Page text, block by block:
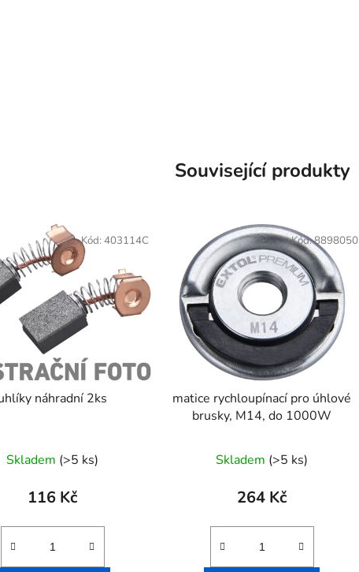
Související produkty
náhradní 2ks
Skladem (>5 ks)
116 Kč
Kód: 403114C
matice rychloupínací pro úhlové
brusky, M14, do 1000W
Skladem (>5 ks)
264 Kč
Kód:8898050